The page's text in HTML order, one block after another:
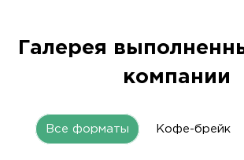
Галерея
компании
Все форматы Кофе-брейк